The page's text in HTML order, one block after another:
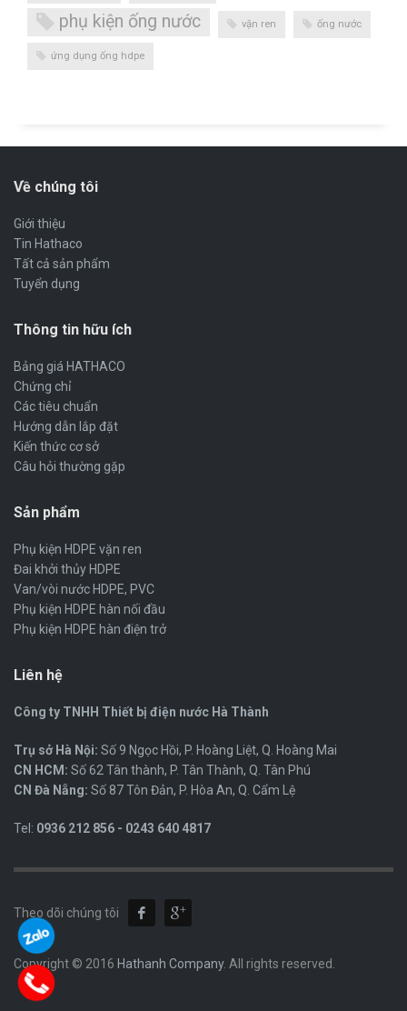
phụ kiện ống nước vặn ren ống nước
ứng dụng ống hdpe
Về chúng tôi
Giới thiệu
Tin Hathaco
Tất cả sản phẩm
Tuyển dụng
Thông tin hữu ích
Bảng giá HATHACO
Chứng chỉ
Các tiêu chuẩn
Hướng dẫn lắp đặt
Kiến thức cơ sở
Câu hỏi thường gặp
Sản phẩm
Phụ kiện HDPE vặn ren
Đai khởi thủy HDPE
Van/vòi nước HDPE, PVC
Phụ kiện HDPE hàn nối đầu
Phụ kiện HDPE hàn điện trở
Liên hệ
Công ty TNHH Thiết bị điện nước Hà Thành
Trụ sở Hà Nội: Số 9 Ngọc Hồi, P. Hoàng Liệt, Q. Hoàng Mai
CN HCM: Số 62 Tân thành, P. Tân Thành, Q. Tân Phú
CN Đà Nẵng: Số 87 Tôn Đản, P. Hòa An, Q. Cẩm Lệ
Tel: 0936 212 856 - 0243 640 4817
Theo dõi chúng tôi
Copyright © 2016 Hathanh Company. All rights reserved.